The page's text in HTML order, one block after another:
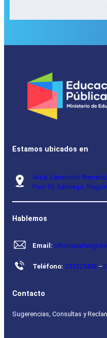
Estamos ubicados en
Avda. Libertador
Piso 16, Santiago,
Hablemos
Email:
Teléfono: 233225492 –
Contacto
Sugerencias, Consultas y